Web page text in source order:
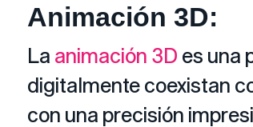
Animación 3D:
La animación 3D es una
digitalmente coexistan
con una precisión